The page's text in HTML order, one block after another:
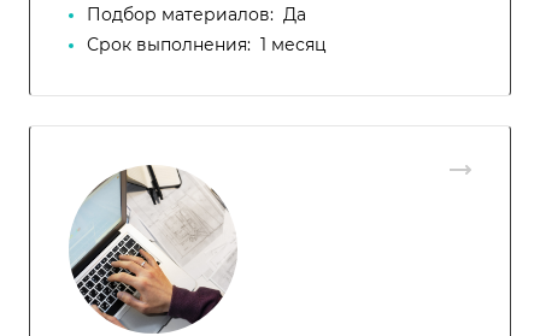
Подбор материалов: Да
Срок выполнения: 1 месяц